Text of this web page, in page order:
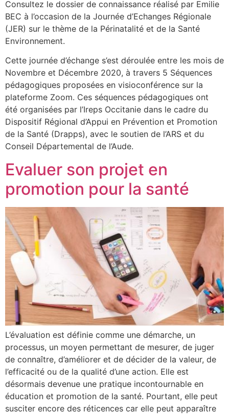
Consultez le dossier de connaissance réalisé par Emilie
BEC à l’occasion de la Journée d’Echanges Régionale
(JER) sur le thème de la Périnatalité et de la Santé
Environnement.
Cette journée d’échange s’est déroulée entre les mois de
Novembre et Décembre 2020, à travers 5 Séquences
pédagogiques proposées en visioconférence sur la
plateforme Zoom. Ces séquences pédagogiques ont
été organisées par l’Ireps Occitanie dans le cadre du
Dispositif Régional d’Appui en Prévention et Promotion
de la Santé (Drapps), avec le soutien de l’ARS et du
Conseil Départemental de l’Aude.
Evaluer son projet en
promotion pour la santé
L’évaluation est définie comme une démarche, un
processus, un moyen permettant de mesurer, de juger
de connaître, d’améliorer et de décider de la valeur, de
l’efficacité ou de la qualité d’une action. Elle est
désormais devenue une pratique incontournable en
éducation et promotion de la santé. Pourtant, elle peut
susciter encore des réticences car elle peut apparaître